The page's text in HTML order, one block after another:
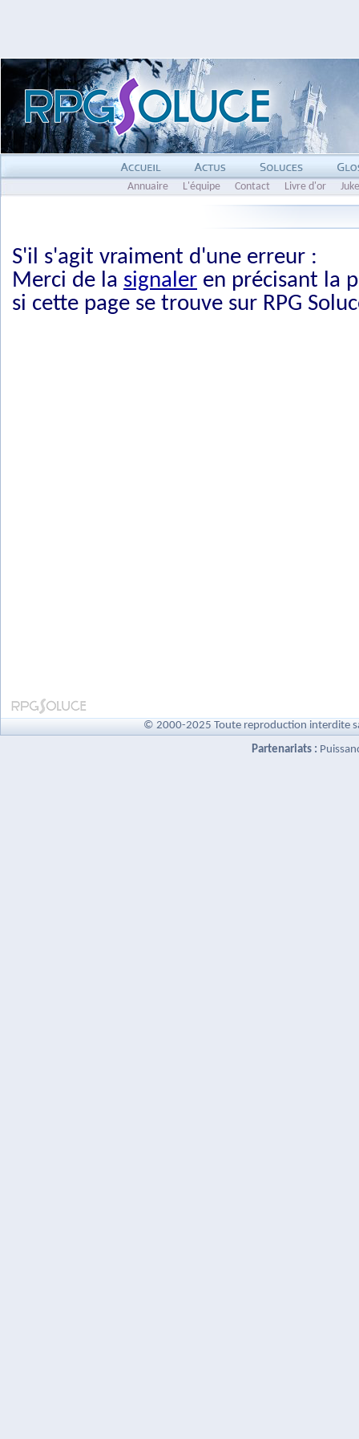
Annuaire L'équipe Contact Livre d'or
S'il s'agit vraiment d'une erreur :
Merci de la signaler en précisant la
si cette page se trouve sur RPG
© 2000-2025 Toute reproduction interdite
Partenariats :